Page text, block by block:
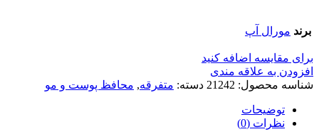
برند مورال آپ
برای مقایسه اضافه کنید
افزودن به علاقه مندی
شناسه محصول: 21242 دسته: متفرقه, محافظ پوست و مو
توضیحات
نظرات (0)